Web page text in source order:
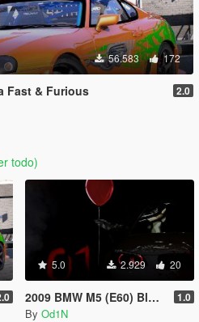
56.583 172
Fast & Furious 2.0
todo)
5.0 2.929 20
2009 BMW M5 (E60) Blood Vinyl 1.0
By Od1N